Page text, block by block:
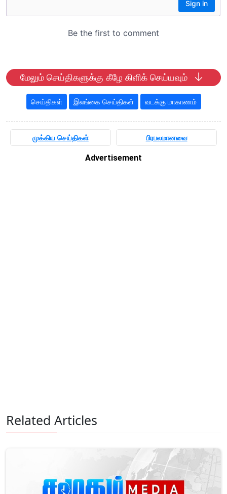
மேலும் செய்திகளுக்கு கீழே கிளிக் செய்யவும்
செய்திகள் இலங்கை செய்திகள் வடக்கு மாகாணம்
முக்கிய செய்திகள் பிரபலமானவை
Advertisement
Related Articles